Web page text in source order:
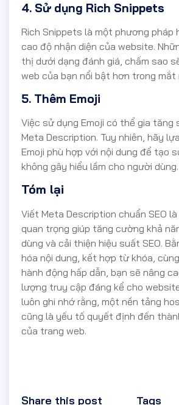
4. Sử dụng Rich Snippets
Rich Snippets là một phương pháp
cao độ nhận diện của website.
thị dưới dạng đánh giá, chấm sao
web của bạn nổi bật hơn trong mắt
5. Thêm Emoji
Việc sử dụng Emoji có thể gia tăng
Meta Description. Tuy nhiên, hãy
Emoji phù hợp với nội dung để tạo
không gây hiểu lầm cho người dùng.
Tóm lại
Viết Meta Description chuẩn SEO
quan trọng giúp tăng cường khả
dùng và cải thiện hiệu suất SEO.
hóa nội dung, kết hợp từ khóa,
hành động hấp dẫn, bạn sẽ nâng
lượng truy cập đáng kể cho
luôn ghi nhớ rằng, một nền tảng
cũng là yếu tố quyết định đến
của trang web.
Share this post Tags